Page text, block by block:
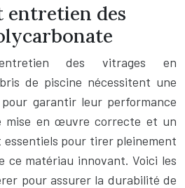
des
des vitrages en
de piscine nécessitent une
garantir leur performance
mise en œuvre correcte et un
pour tirer pleinement
ce matériau innovant. Voici les
pour assurer la durabilité de